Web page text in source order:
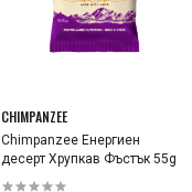
CHIMPANZEE
Chimpanzee Енергиен
десерт Хрупкав Фъстък 55g